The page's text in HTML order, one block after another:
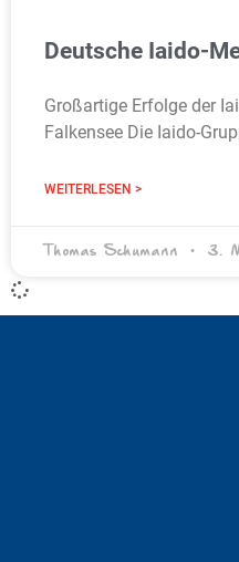
Deutsche
Großartige Erfolge der
Falkensee Die
WEITERLESEN >
Thomas Schumann 3.